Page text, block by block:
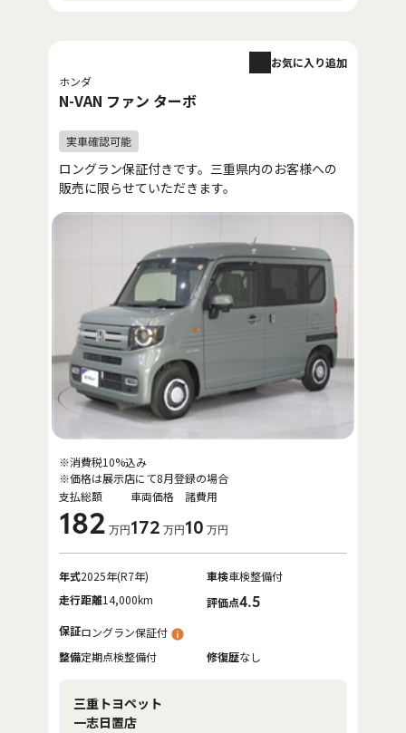
ホンダ
N-VAN ファン ターボ
お気に入り追加
ロングラン保証付きです。三重県内のお客様への
販売に限らせていただきます。
支払総額
182 万円
車両価格
172 万円
諸費用
10 万円
※消費税10%込み
※価格は展示店にて8月登録の場合
年式2025年(R7年) 車検車検整備付
走行距離14,000km 評価点4.5
保証ロングラン保証付
整備定期点検整備付 修復歴なし
三重トヨペット
一志日置店